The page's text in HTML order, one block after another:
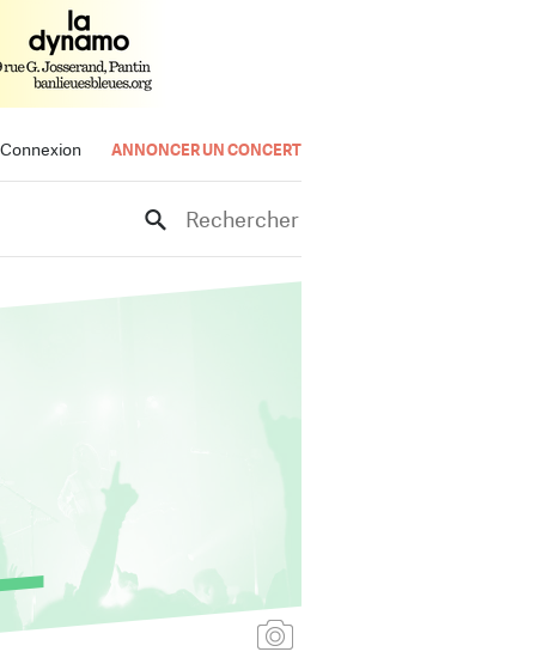
Connexion ANNONCER UN CONCERT
Rechercher